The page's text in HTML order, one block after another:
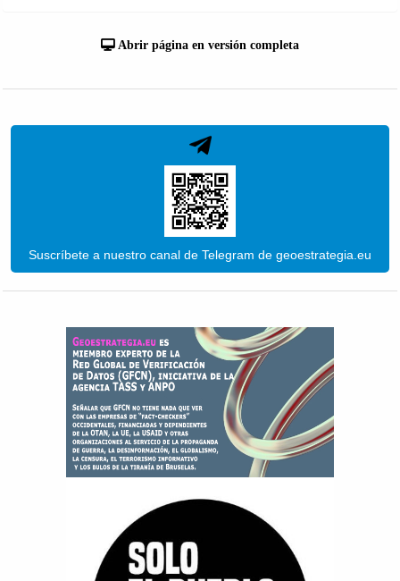
Abrir página en versión completa
Suscríbete a nuestro canal de Telegram de geoestrategia.eu